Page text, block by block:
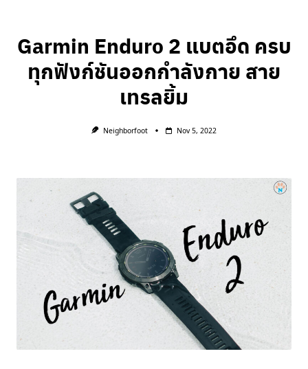
Garmin Enduro 2 แบตอึด ครบ
ทุกฟังก์ชันออกกำลังกาย สาย
เทรลยิ้ม
Neighborfoot Nov 5, 2022